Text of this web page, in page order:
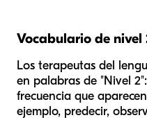
Vocabulario de nivel
Los terapeutas del
en palabras de "Nivel
frecuencia que
ejemplo, predecir,